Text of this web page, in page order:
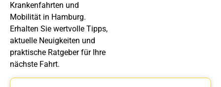
Krankenfahrten und
Mobilität in Hamburg.
Erhalten Sie wertvolle Tipps,
aktuelle Neuigkeiten und
praktische Ratgeber für Ihre
nächste Fahrt.